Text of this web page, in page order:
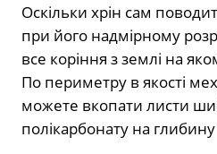
Оскільки хрін сам
при його надмірному
все коріння з землі на
По периметру в якості
можете вкопати листи
полікарбонату на